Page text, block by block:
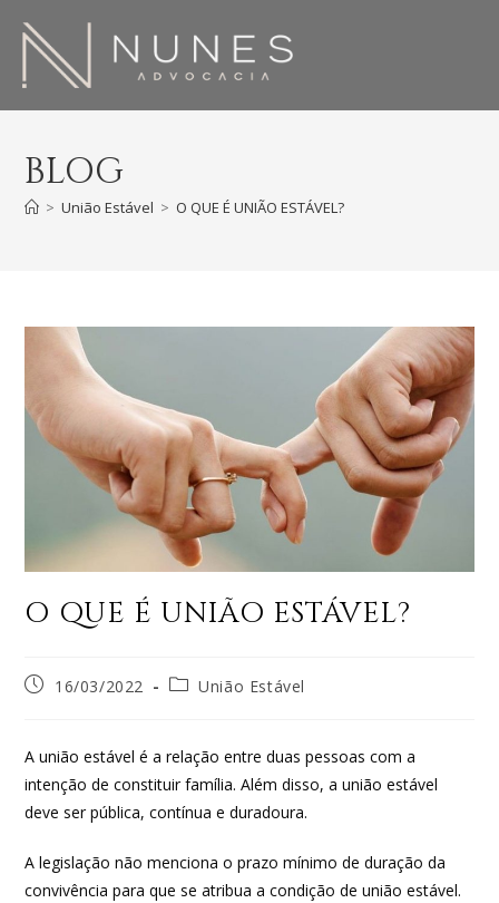
BLOG
> União Estável > O QUE É UNIÃO ESTÁVEL?
O QUE É UNIÃO ESTÁVEL?
16/03/2022 União Estável
A união estável é a relação entre duas pessoas com a
intenção de constituir família. Além disso, a união estável
deve ser pública, contínua e duradoura.
A legislação não menciona o prazo mínimo de duração da
convivência para que se atribua a condição de união estável.